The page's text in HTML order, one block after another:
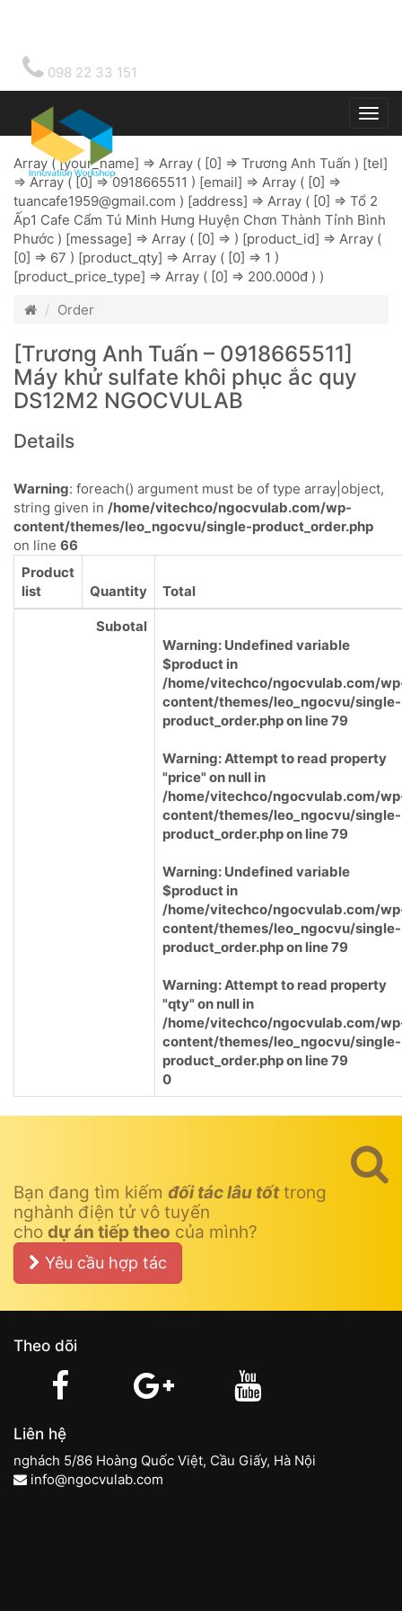
098 22 33 151
Array ( [your_name] => Array ( [0] => Trương Anh Tuấn ) [tel]
=> Array ( [0] => 0918665511 ) [email] => Array ( [0] =>
tuancafe1959@gmail.com ) [address] => Array ( [0] => Tổ 2
Ấp1 Cafe Cẩm Tú Minh Hưng Huyện Chơn Thành Tỉnh Bình
Phước ) [message] => Array ( [0] => ) [product_id] => Array (
[0] => 67 ) [product_qty] => Array ( [0] => 1 )
[product_price_type] => Array ( [0] => 200.000đ ) )
Order
[Trương Anh Tuấn – 0918665511]
Máy khử sulfate khôi phục ắc quy
DS12M2 NGOCVULAB
Details
Warning: foreach() argument must be of type array|object,
string given in /home/vitechco/ngocvulab.com/wp-
content/themes/leo_ngocvu/single-product_order.php
on line 66
Product
list
Quantity Total
Subotal
Warning: Undefined variable
$product in
/home/vitechco/ngocvulab.com/
content/themes/leo_ngocvu/single-
product_order.phpon line79
Warning: Attempt to read property
"price" on null in
/home/vitechco/ngocvulab.com/
content/themes/leo_ngocvu/single-
product_order.phpon line79
Warning: Undefined variable
$product in
/home/vitechco/ngocvulab.com/
content/themes/leo_ngocvu/single-
product_order.phpon line79
Warning: Attempt to read property
"qty" on null in
/home/vitechco/ngocvulab.com/
content/themes/leo_ngocvu/single-
product_order.phpon line79
0
Bạn đang tìm kiếm đối tác lâu tốttrong
nghành điện tử vô tuyến
cho dự án tiếp theo của mình?
Yêu cầu hợp tác
Theo dõi
Liên hệ
nghách 5/86 Hoàng Quốc Việt, Cầu Giấy, Hà Nội
info@ngocvulab.com